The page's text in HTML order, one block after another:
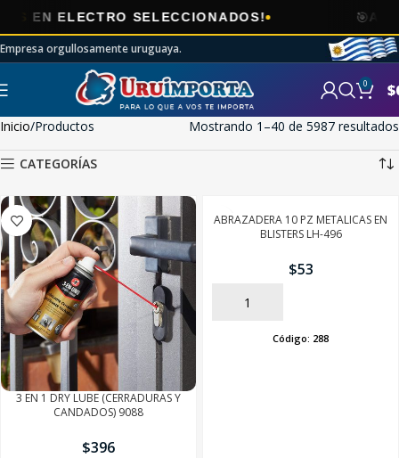
SELECCIONADOS! 🎯AHORA ENVÍOS
Empresa orgullosamente uruguaya.
0 $
Inicio Productos Mostrando 1–40 de 5987 resultados
CATEGORÍAS
3 EN 1 DRY LUBE (CERRADURAS Y
CANDADOS) 9088
$396
ABRAZADERA 10 PZ METALICAS EN
BLISTERS LH-496
$53
AÑADIR
Código: 288